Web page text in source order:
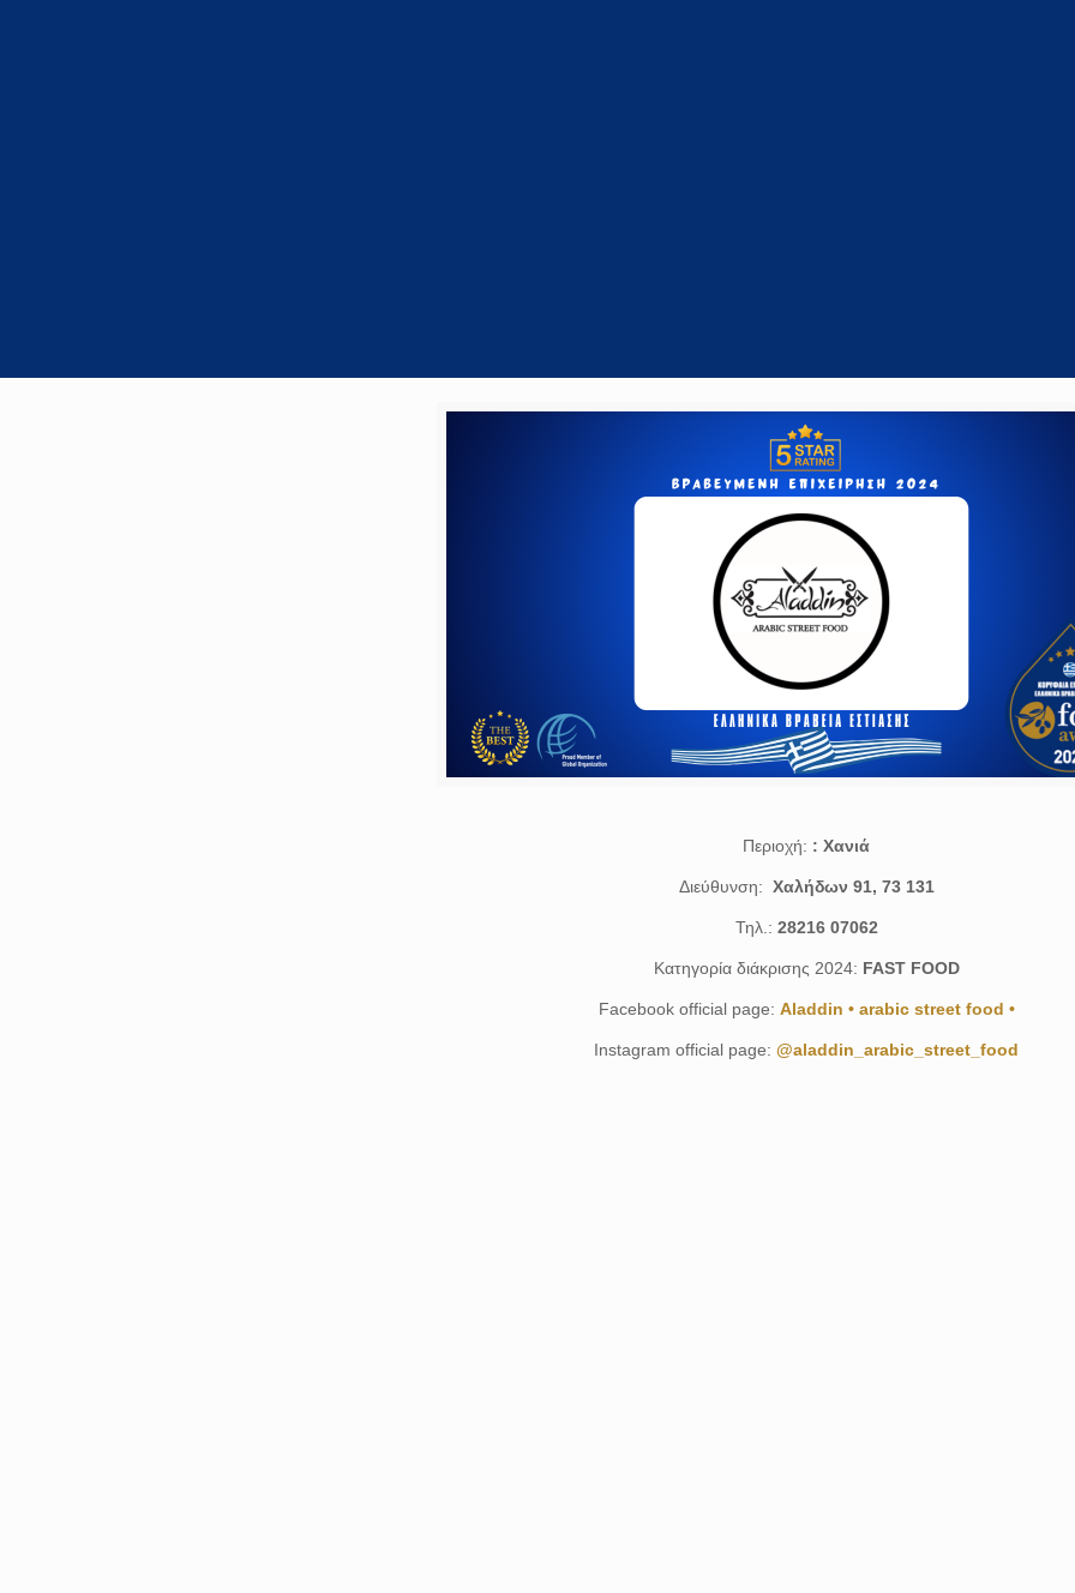
Περιοχή: : Χανιά
Διεύθυνση: Χαλήδων 91, 73 131
Τηλ.: 28216 07062
Κατηγορία διάκρισης 2024: FAST FOOD
Facebook official page: Aladdin • arabic street food •
Instagram official page: @aladdin_arabic_street_food